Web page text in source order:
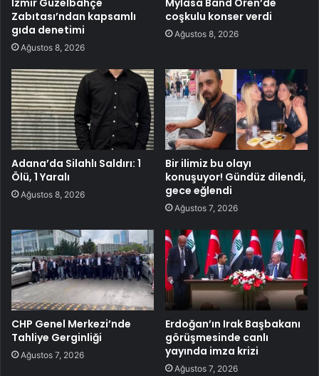
Zabıtası’ndan kapsamlı
gıda denetimi
Ağustos 8, 2026
coşkulu konser verdi
Ağustos 8, 2026
Adana’da Silahlı Saldırı: 1
Ölü, 1 Yaralı
Ağustos 8, 2026
Bir ilimiz bu olayı
konuşuyor! Gündüz dilendi,
gece eğlendi
Ağustos 7, 2026
CHP Genel Merkezi’nde
Tahliye Gerginliği
Ağustos 7, 2026
Erdoğan’ın Irak Başbakanı
görüşmesinde canlı
yayında imza krizi
Ağustos 7, 2026